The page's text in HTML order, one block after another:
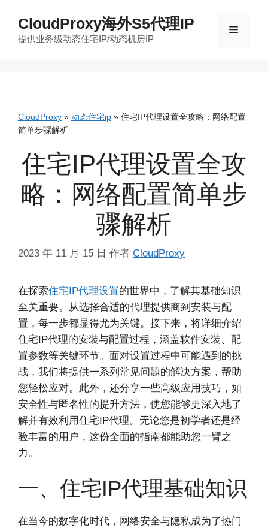
CloudProxy海外S5代理IP
提供业务级动态住宅IP/动态机房IP
菜
CloudProxy » 动态住宅ip » 住宅IP代理设置全攻略：网络配置
简单步骤解析
住宅IP代理设置全攻
略：网络配置简单步
骤解析
2023 年 11 月 15 日 作者 CloudProxy
在探索住宅IP代理设置的世界中，了解其基础知识
至关重要。从选择合适的代理提供商到安装与配
置，每一步都显得尤为关键。接下来，将详细介绍
住宅IP代理的安装与配置过程，涵盖软件安装、配
置参数等关键环节。面对设置过程中可能遇到的挑
战，我们将提供一系列常见问题的解决方案，帮助
您轻松应对。此外，还分享一些高级应用技巧，如
安全性与匿名性的提升方法，使您能够更深入地了
解并有效利用住宅IP代理。无论您是初学者还是经
验丰富的用户，这份全面的指南都能助您一臂之
力。
一、住宅IP代理基础知识
在当今的数字化时代，网络安全与隐私成为了热门